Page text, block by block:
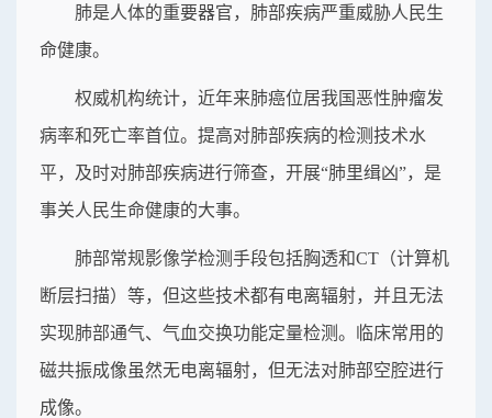
肺是人体的重要器官，肺部疾病严重威胁人民生
命健康。
权威机构统计，近年来肺癌位居我国恶性肿瘤发
病率和死亡率首位。提高对肺部疾病的检测技术水
平，及时对肺部疾病进行筛查，开展“肺里缉凶”，是
事关人民生命健康的大事。
肺部常规影像学检测手段包括胸透和CT（计算机
断层扫描）等，但这些技术都有电离辐射，并且无法
实现肺部通气、气血交换功能定量检测。临床常用的
磁共振成像虽然无电离辐射，但无法对肺部空腔进行
成像。